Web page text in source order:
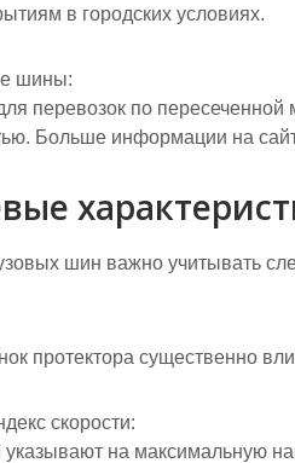
в городских условиях.
шины:
перевозок по
Больше информации на
шин важно учитывать
протектора существенно
скорости:
указывают на максимальную